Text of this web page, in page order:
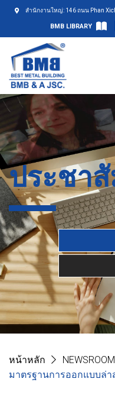
สำนักงานใหญ่: 146 ถนน Phan
BMB LIBRARY
ประชา
หน้าหลัก NEWSROOM
มาตรฐานการออกแบบล่